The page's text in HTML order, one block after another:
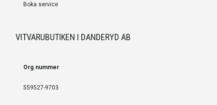
Boka service
VITVARUBUTIKEN I DANDERYD AB
Org.nummer
559527-9703